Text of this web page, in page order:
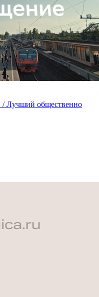
Лучший общественно